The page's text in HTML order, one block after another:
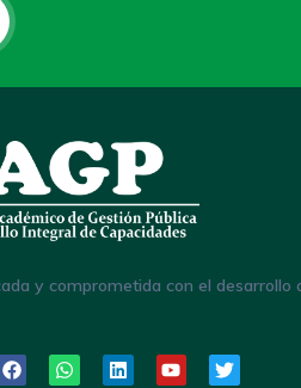
y comprometida con el desarrollo